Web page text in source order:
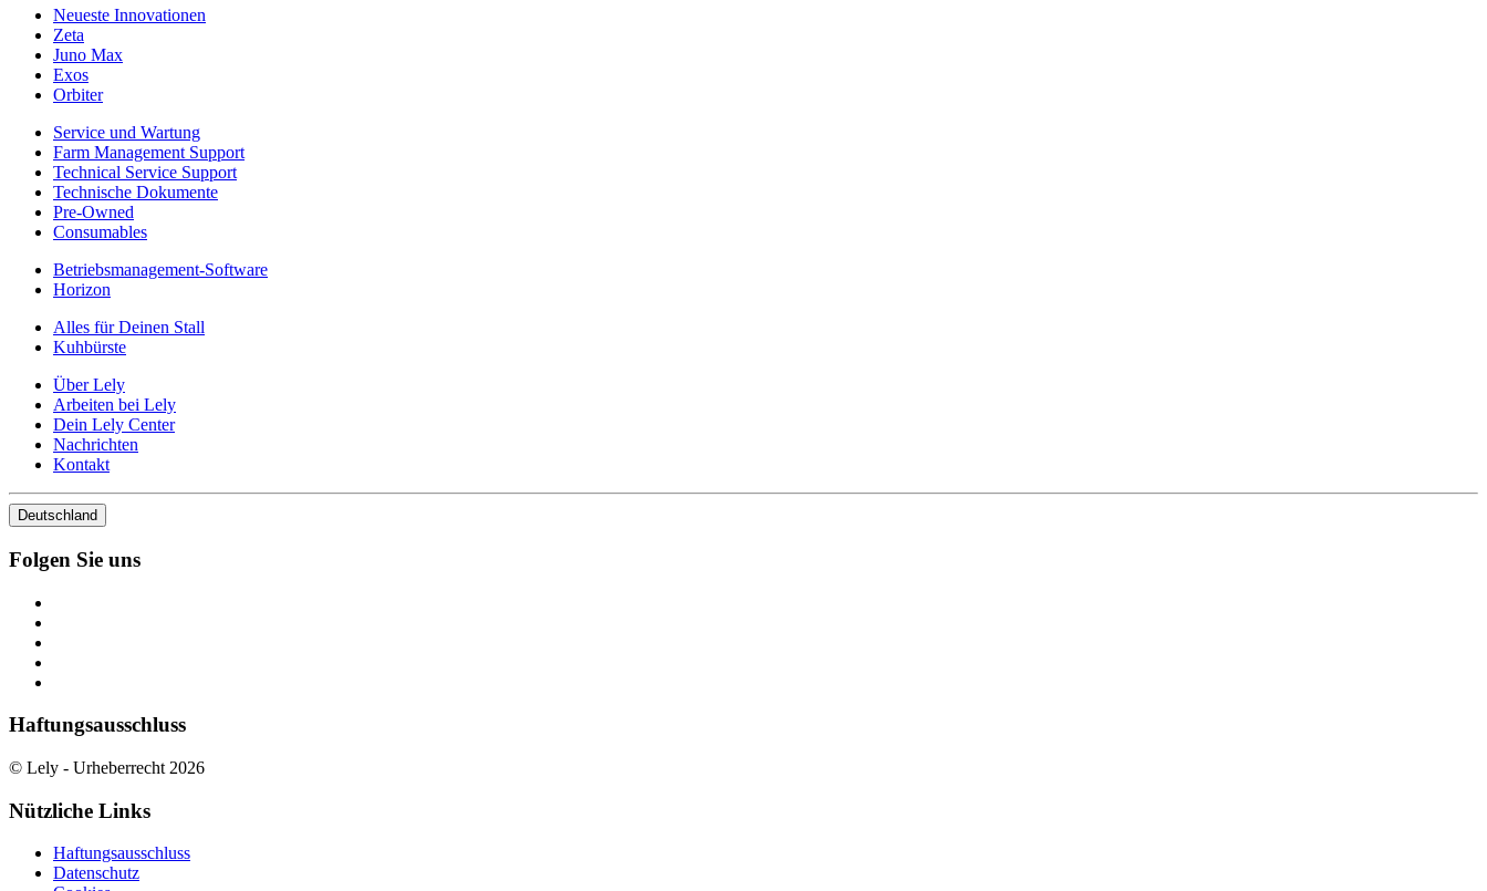
Neueste Innovationen
Zeta
Juno Max
Exos
Orbiter
Service und Wartung
Farm Management Support
Technical Service Support
Technische Dokumente
Pre-Owned
Consumables
Betriebsmanagement-Software
Horizon
Alles für Deinen Stall
Kuhbürste
Über Lely
Arbeiten bei Lely
Dein Lely Center
Nachrichten
Kontakt
Deutschland
Folgen Sie uns
Haftungsausschluss
© Lely - Urheberrecht 2026
Nützliche Links
Haftungsausschluss
Datenschutz